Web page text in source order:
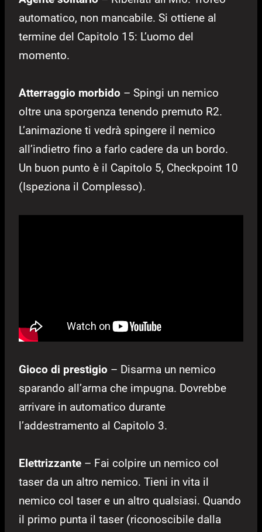
automatico, non mancabile. Si ottiene al
termine del Capitolo 15: L’uomo del
momento.
Atterraggio morbido – Spingi un nemico
oltre una sporgenza tenendo premuto R2.
L’animazione ti vedrà spingere il nemico
all’indietro fino a farlo cadere da un bordo.
Un buon punto è il Capitolo 5, Checkpoint 10
(Ispeziona il Complesso).
Gioco di prestigio – Disarma un nemico
sparando all’arma che impugna. Dovrebbe
arrivare in automatico durante
l’addestramento al Capitolo 3.
Elettrizzante – Fai colpire un nemico col
taser da un altro nemico. Tieni in vita il
nemico col taser e un altro qualsiasi. Quando
il primo punta il taser (riconoscibile dalla